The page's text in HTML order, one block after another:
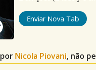
Enviar Nova Tab
Nicola Piovani, não